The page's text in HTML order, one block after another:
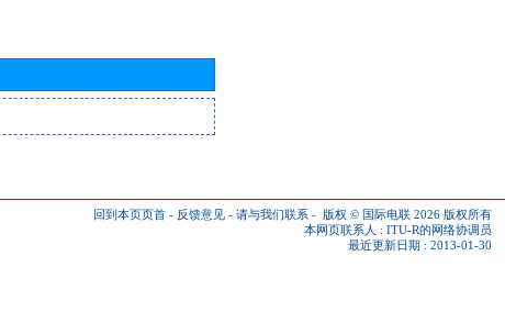
回到本页页首 - 反馈意见 - 请与我们联系 - 版权 © 国际电联 2026 版权所有
本网页联系人 : ITU-R的网络协调员
最近更新日期 : 2013-01-30